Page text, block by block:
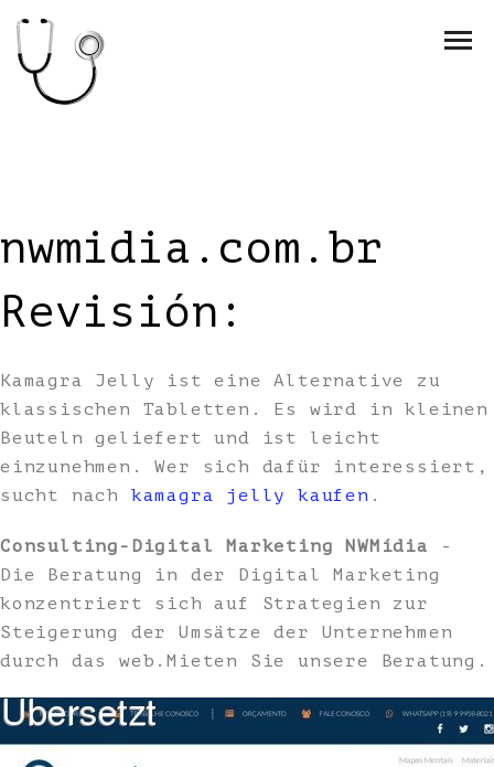
nwmidia.com.br
Revisión:
Kamagra Jelly ist eine Alternative zu
klassischen Tabletten. Es wird in kleinen
Beuteln geliefert und ist leicht
einzunehmen. Wer sich dafür interessiert,
sucht nach kamagra jelly kaufen .
Consulting-Digital Marketing NWMídia
-
Die Beratung in der Digital Marketing
konzentriert sich auf Strategien zur
Steigerung der Umsätze der Unternehmen
durch das web.Mieten Sie unsere Beratung.